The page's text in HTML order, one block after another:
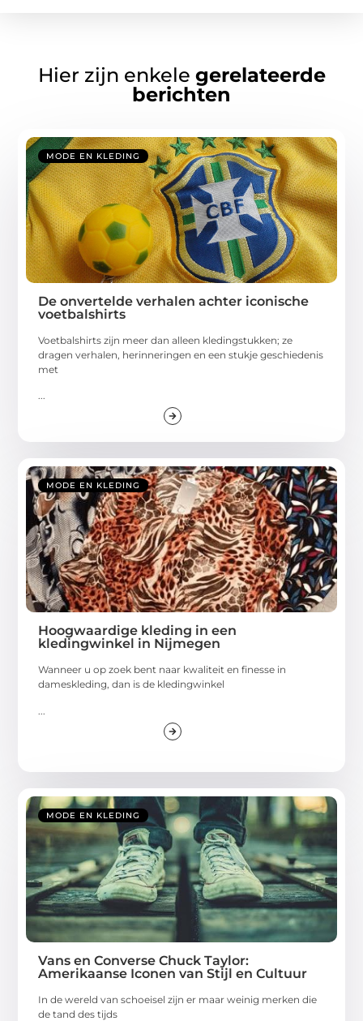
Hier zijn enkele gerelateerde
berichten
MODE EN KLEDING
De onvertelde verhalen achter iconische
voetbalshirts
Voetbalshirts zijn meer dan alleen kledingstukken; ze
dragen verhalen, herinneringen en een stukje geschiedenis
met
...
MODE EN KLEDING
Hoogwaardige kleding in een
kledingwinkel in Nijmegen
Wanneer u op zoek bent naar kwaliteit en finesse in
dameskleding, dan is de kledingwinkel
MODE EN KLEDING
Vans en Converse Chuck Taylor:
Amerikaanse Iconen van Stijl en Cultuur
In de wereld van schoeisel zijn er maar weinig merken die
de tand des tijds